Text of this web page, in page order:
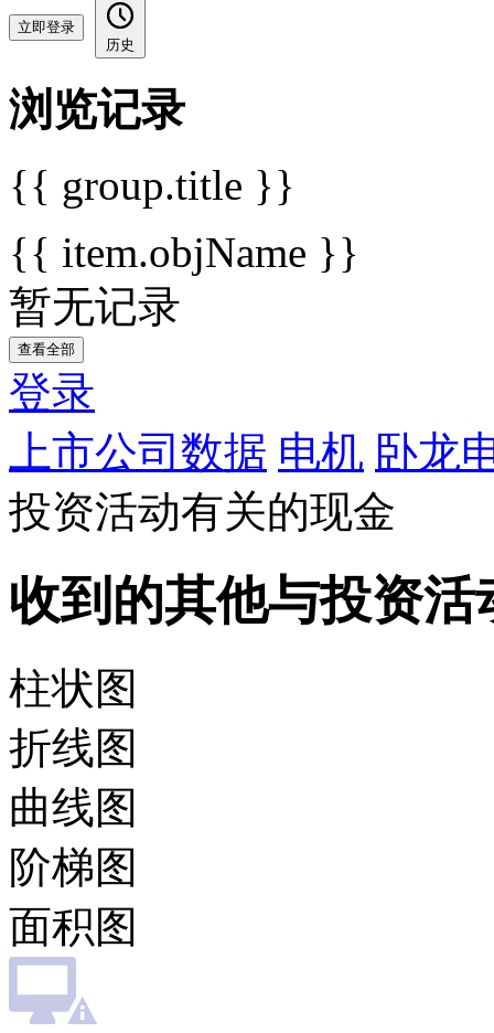
立即登录
历史
浏览记录
{{ group.title }}
{{ item.objName }}
暂无记录
查看全部
登录
上市公司数据 电机 卧龙
投资活动有关的现金
收到的其他与投资活
柱状图
折线图
曲线图
阶梯图
面积图